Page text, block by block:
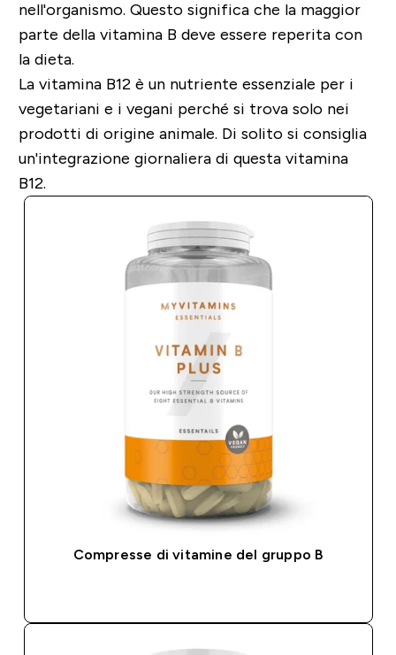
nell'organismo. Questo significa che la maggior
parte della vitamina B deve essere reperita con
la dieta.
La vitamina B12 è un nutriente essenziale per i
vegetariani e i vegani perché si trova solo nei
prodotti di origine animale. Di solito si consiglia
un'integrazione giornaliera di questa vitamina
B12.
Compresse di vitamine del gruppo B